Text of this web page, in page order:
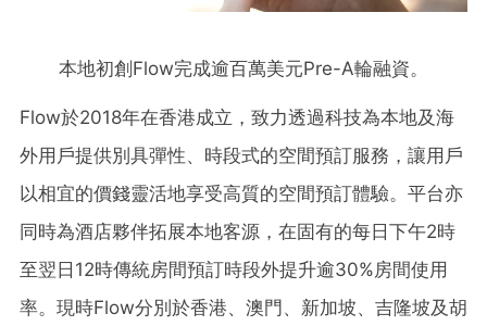
本地初創Flow完成逾百萬美元Pre-A輪融資。
Flow於2018年在香港成立，致力透過科技為本地及海
外用戶提供別具彈性、時段式的空間預訂服務，讓用戶
以相宜的價錢靈活地享受高質的空間預訂體驗。平台亦
同時為酒店夥伴拓展本地客源，在固有的每日下午2時
至翌日12時傳統房間預訂時段外提升逾30%房間使用
率。現時Flow分別於香港、澳門、新加坡、吉隆坡及胡